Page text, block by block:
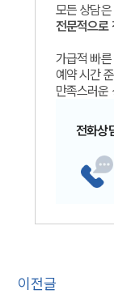
모든 상담
전문적으로
가급적 빠른
예약 시간
만족스러운
전화상
이전글